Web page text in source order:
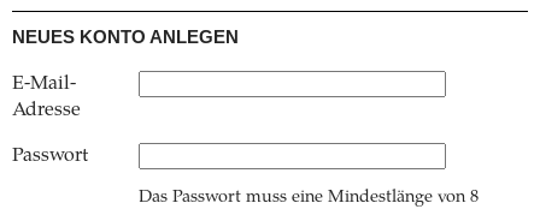
NEUES KONTO ANLEGEN
E-Mail-
Adresse
Passwort
Das Passwort muss eine Mindestlänge von 8